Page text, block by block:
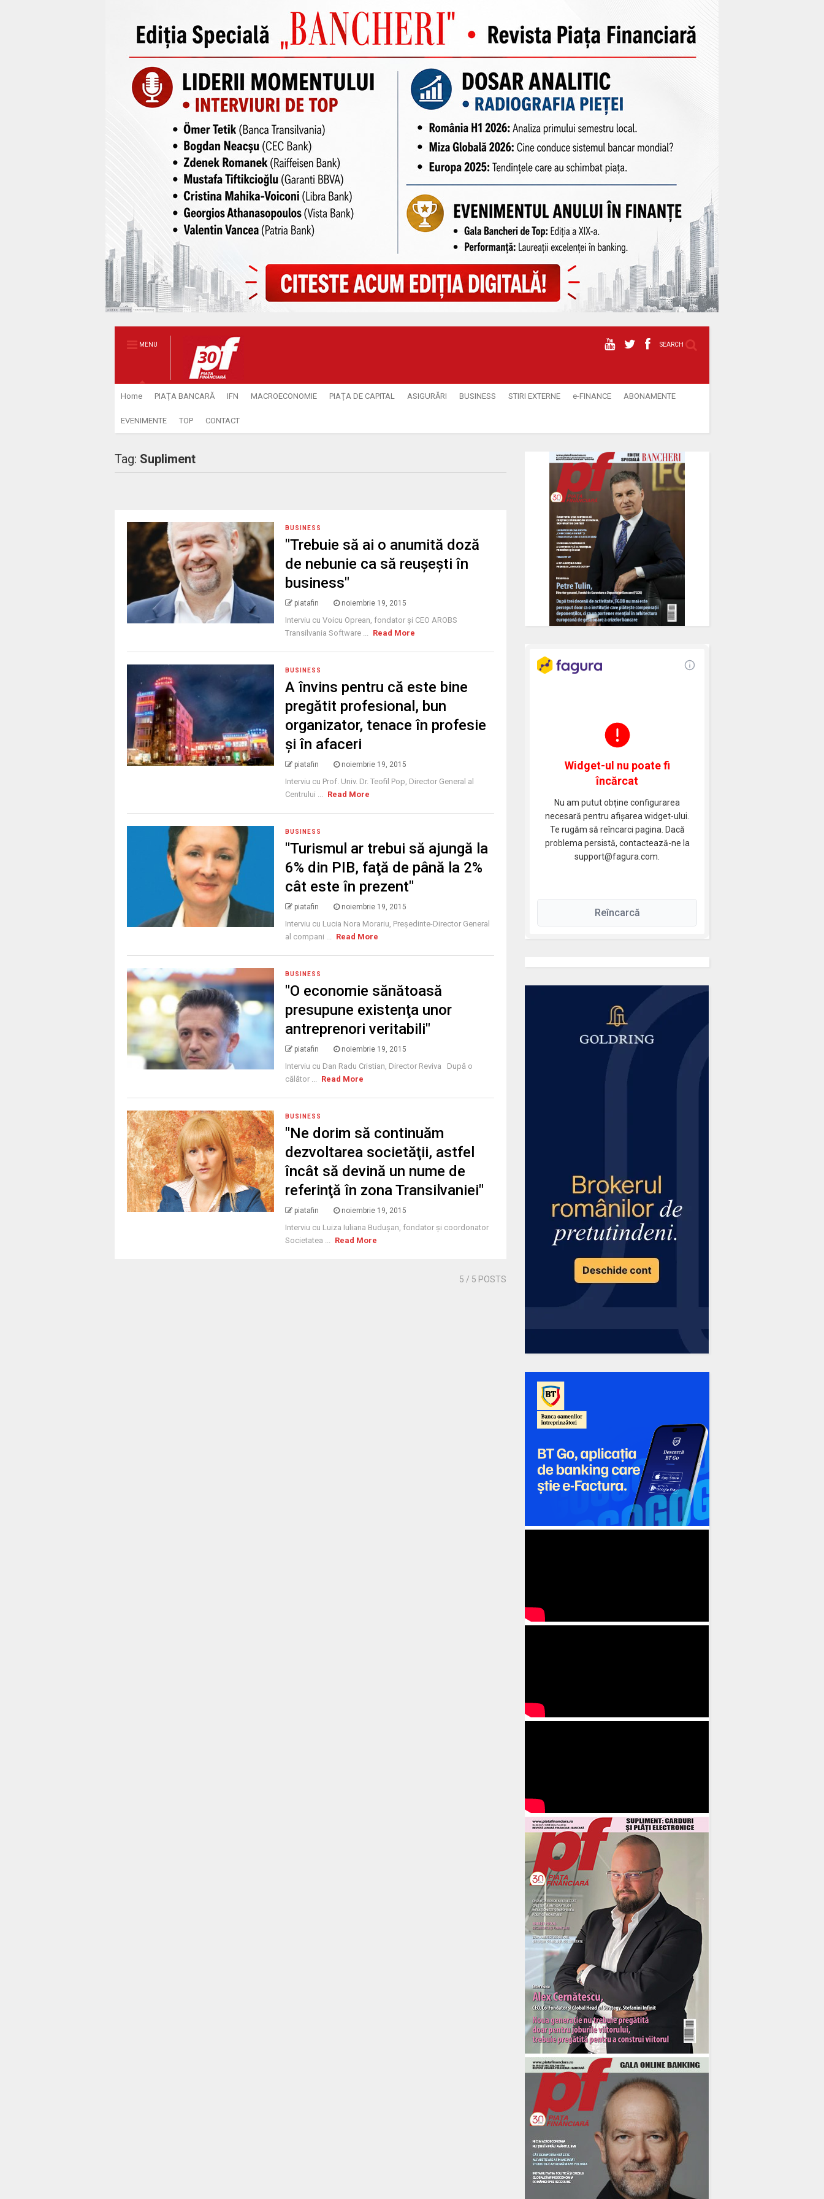
MENU SEARCH
Home PIAŢA BANCARĂ IFN MACROECONOMIE PIAŢA DE CAPITAL ASIGURĂRI BUSINESS STIRI EXTERNE e-FINANCE ABONAMENTE
EVENIMENTE TOP CONTACT
Tag: Supliment
BUSINESS
"Trebuie să ai o anumită doză
de nebunie ca să reuşeşti în
business"
piatafin noiembrie 19, 2015
Interviu cu Voicu Oprean, fondator şi CEO AROBS
Transilvania Software ... Read More
BUSINESS
A învins pentru că este bine
pregătit profesional, bun
organizator, tenace în profesie
şi în afaceri
piatafin noiembrie 19, 2015
Interviu cu Prof. Univ. Dr. Teofil Pop, Director General al
Centrului ... Read More
BUSINESS
"Turismul ar trebui să ajungă la
6% din PIB, faţă de până la 2%
cât este în prezent"
piatafin noiembrie 19, 2015
Interviu cu Lucia Nora Morariu, Preşedinte-Director General
al compani ... Read More
BUSINESS
"O economie sănătoasă
presupune existenţa unor
antreprenori veritabili"
piatafin noiembrie 19, 2015
Interviu cu Dan Radu Cristian, Director Reviva După o
călător ... Read More
BUSINESS
"Ne dorim să continuăm
dezvoltarea societăţii, astfel
încât să devină un nume de
referinţă în zona Transilvaniei"
piatafin noiembrie 19, 2015
Interviu cu Luiza Iuliana Buduşan, fondator şi coordonator
Societatea ... Read More
5 / 5 POSTS